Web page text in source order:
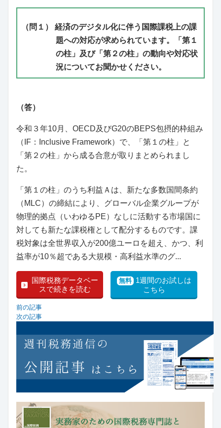
（問１）
経済のデジタル化に伴う国際課税上の課
題への対応が求められています。「第１
の柱」及び「第２の柱」の動向や対応状
況についてお聞かせください。
（答）
令和３年10月、OECD及びG20のBEPS包摂的枠組み
（IF：Inclusive Framework）で、「第１の柱」と
「第２の柱」から成る合意が取りまとめられまし
た。
「第１の柱」のうち利益Ａは、新たな多数国間条約
（MLC）の締結により、グローバル企業グループが
物理的拠点（いわゆるPE）なしに活動する市場国に
対しても新たな課税権として配分するものです。課
税対象は全世界収入が200億ユーロを超え、かつ、利
益率が10％超である大規模・高利益水準のグ...
国際税務データベー
スで続きを読む
無料 1週間のお試しは
こちら
前の記事
次の記事